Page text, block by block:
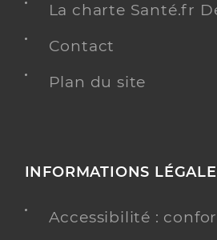
La charte Santé.fr
Contact
Plan du site
INFORMATIONS
Accessibilité :